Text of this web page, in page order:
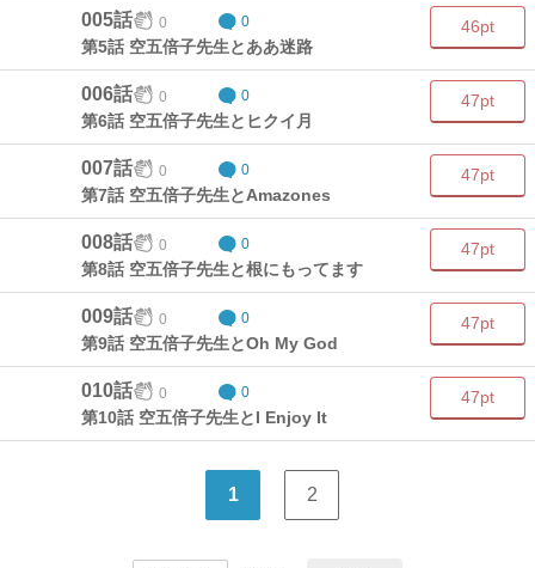
005話 0 0
第5話 空五倍子先生とああ迷路
46pt
006話 0 0
第6話 空五倍子先生とヒクイ月
47pt
007話 0 0
第7話 空五倍子先生とAmazones
47pt
008話 0 0
第8話 空五倍子先生と根にもってます
47pt
009話 0 0
第9話 空五倍子先生とOh My God
47pt
010話 0 0
第10話 空五倍子先生とI Enjoy It
47pt
1 2